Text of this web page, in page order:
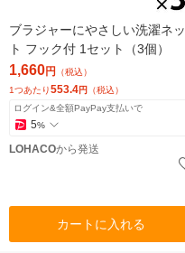
ブラジャーにやさしい洗濯ネッ
ト フック付 1セット（3個）
1,660円 （税込）
1つあたり553.4円 （税込）
ログイン&全額PayPay支払いで
5%
LOHACOから発送
カートに入れる